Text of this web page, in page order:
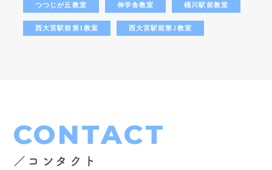
つつじが丘教室 伸学舎教室 桶川駅前教室
西大宮駅前第1教室 西大宮駅前第2教室
CONTACT
／コンタクト